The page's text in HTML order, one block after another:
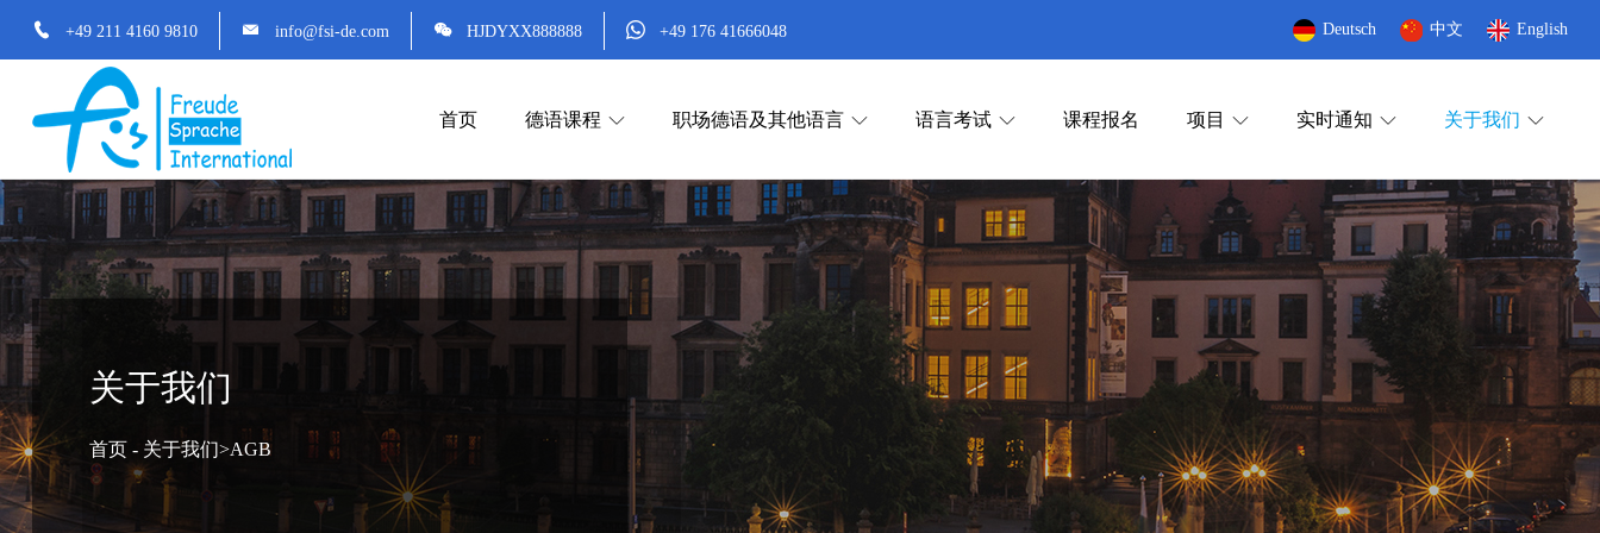
+49 211 4160 9810 info@fsi-de.com HJDYXX888888 +49 176 41666048 Deutsch 中文 English
首页 德语课程 职场德语及其他语言 语言考试 课程报名 项目 实时通知 关于我们
关于我们
首页- 关于我们>AGB